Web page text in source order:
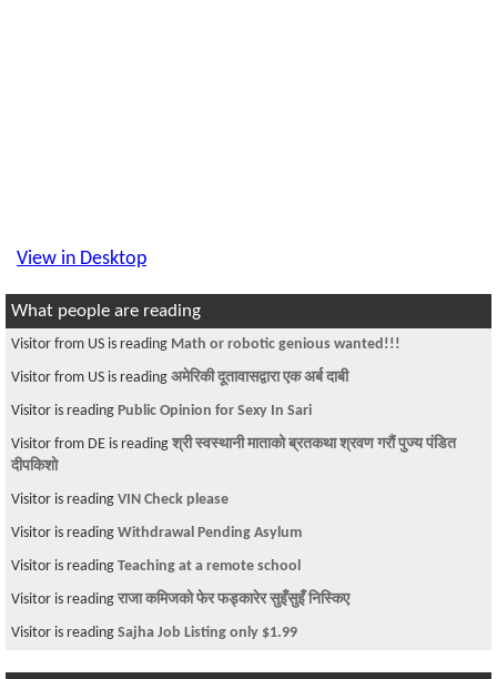
View in Desktop
What people are reading
Visitor from US is reading Math or robotic genious wanted!!!
Visitor from US is reading अमेरिकी दूतावासद्वारा एक अर्ब दाबी
Visitor is reading Public Opinion for Sexy In Sari
Visitor from DE is reading श्री स्वस्थानी माताको ब्रतकथा श्रवण गरौं पुज्य पंडित
दीपकिशो
Visitor is reading VIN Check please
Visitor is reading Withdrawal Pending Asylum
Visitor is reading Teaching at a remote school
Visitor is reading राजा कमिजको फेर फड्कारेर सुइँसुइँ निस्किए
Visitor is reading Sajha Job Listing only $1.99